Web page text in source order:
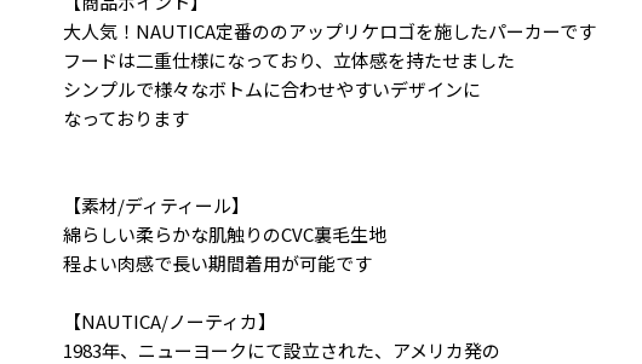
大人気！NAUTICA定番ののアップリケロゴを施したパーカーです
フードは二重仕様になっており、立体感を持たせました
シンプルで様々なボトムに合わせやすいデザインに
なっております
【素材/ディティール】
綿らしい柔らかな肌触りのCVC裏毛生地
程よい肉感で長い期間着用が可能です
【NAUTICA/ノーティカ】
1983年、ニューヨークにて設立された、アメリカ発の